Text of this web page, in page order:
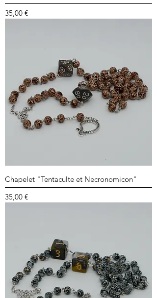
Prix
35,00 €
Chapelet "Tentaculte et Necronomicon"
Prix
35,00 €